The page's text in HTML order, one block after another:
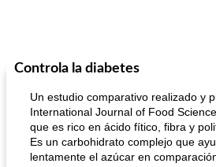
Controla la diabetes
Un estudio comparativo realizado y
International Journal of Food
que es rico en ácido fítico, fibra y
Es un carbohidrato complejo que
lentamente el azúcar en